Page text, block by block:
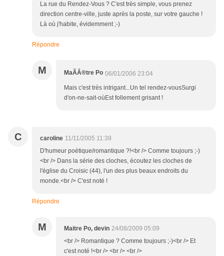
La rue du Rendez-Vous ? C'est très simple, vous prenez
direction centre-ville, juste après la poste, sur votre gauche !
Là où j'habite, évidemment ;-)
Répondre
M MaÃÂ®tre Po 06/01/2006 23:04
Mais c'est très intrigant...Un tel rendez-vousSurgi
d'on-ne-sait-oùEst follement grisant !
C caroline 11/11/2005 11:39
D'humeur poétique/romantique ?!<br /> Comme toujours ;-)
<br /> Dans la série des cloches, écoutez les cloches de
l'église du Croisic (44), l'un des plus beaux endroits du
monde.<br /> C'est noté !
Répondre
M Maitre Po, devin 24/08/2009 05:09
<br /> Romantique ? Comme toujours ;-)<br /> Et
c'est noté !<br /> <br /> <br />